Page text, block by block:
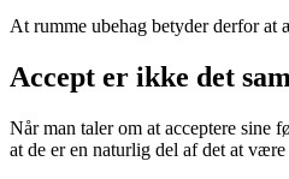
At rumme ubehag betyder derfor at
Accept er ikke det
Når man taler om at acceptere sine
at de er en naturlig del af det at være